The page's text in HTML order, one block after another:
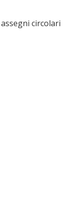
circolari